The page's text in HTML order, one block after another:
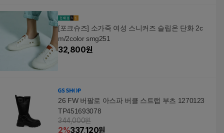
[포크슈즈] 소가죽 여성 스니커즈 슬립온 단화 2c
m/2color smg251
32,800원
26 FW 버팔로 아스파 버클 스트랩 부츠 1270123
TP451693078
344,000원
2%337,120원